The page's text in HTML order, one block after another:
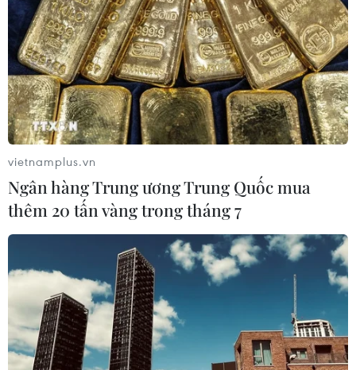
TIN CÙNG CHUYÊN MỤC
Ngân hàng Trung ương Trung Quốc
mua thêm 20 tấn vàng trong tháng 7
07/08/2026 15:21
vietnamplus.vn
Ngân hàng Trung ương Trung Quốc mua
thêm 20 tấn vàng trong tháng 7